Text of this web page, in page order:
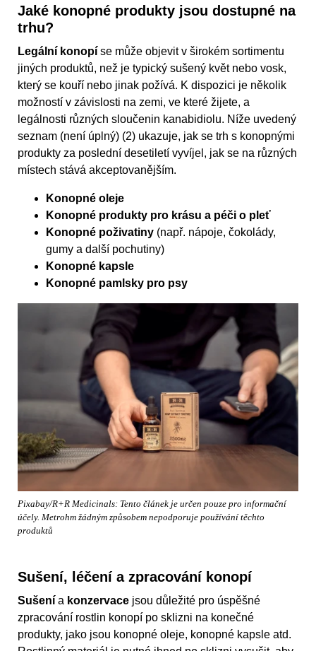
Jaké konopné produkty jsou dostupné na
trhu?
Legální konopí se může objevit v širokém sortimentu
jiných produktů, než je typický sušený květ nebo vosk,
který se kouří nebo jinak požívá. K dispozici je několik
možností v závislosti na zemi, ve které žijete, a
legálnosti různých sloučenin kanabidiolu. Níže uvedený
seznam (není úplný) (2) ukazuje, jak se trh s konopnými
produkty za poslední desetiletí vyvíjel, jak se na různých
místech stává akceptovanějším.
Konopné oleje
Konopné produkty pro krásu a péči o pleť
Konopné poživatiny (např. nápoje, čokolády,
gumy a další pochutiny)
Konopné kapsle
Konopné pamlsky pro psy
Pixabay/R+R Medicinals: Tento článek je určen pouze pro informační
účely. Metrohm žádným způsobem nepodporuje používání těchto
produktů
Sušení, léčení a zpracování konopí
Sušení a konzervace jsou důležité pro úspěšné
zpracování rostlin konopí po sklizni na konečné
produkty, jako jsou konopné oleje, konopné kapsle atd.